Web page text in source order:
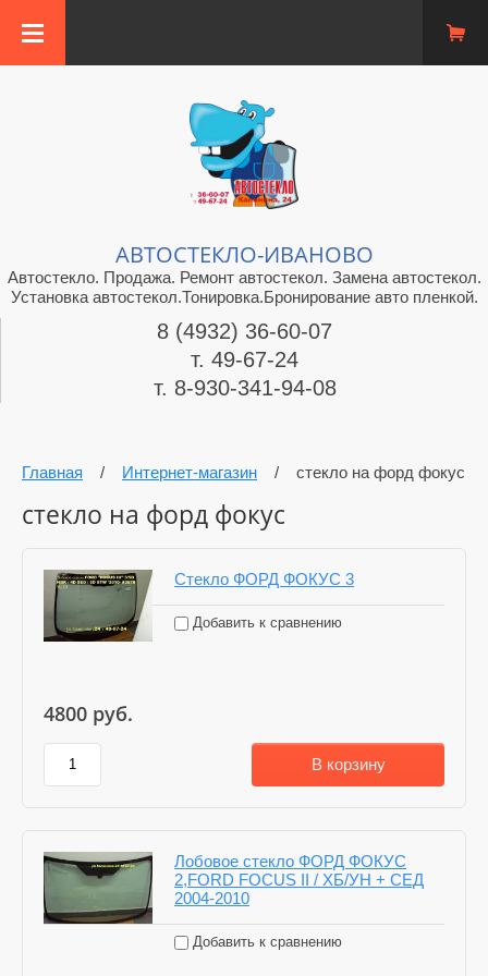
АВТОСТЕКЛО-ИВАНОВО
Автостекло. Продажа. Ремонт автостекол. Замена автостекол.
Установка автостекол.Тонировка.Бронирование авто пленкой.
8 (4932) 36-60-07
т. 49-67-24
т. 8-930-341-94-08
Главная / Интернет-магазин / стекло на форд фокус
стекло на форд фокус
Стекло ФОРД ФОКУС 3
Добавить к сравнению
4800 руб.
В корзину
Лобовое стекло ФОРД ФОКУС
2,FORD FOCUS II / ХБ/УН + СЕД
2004-2010
Добавить к сравнению